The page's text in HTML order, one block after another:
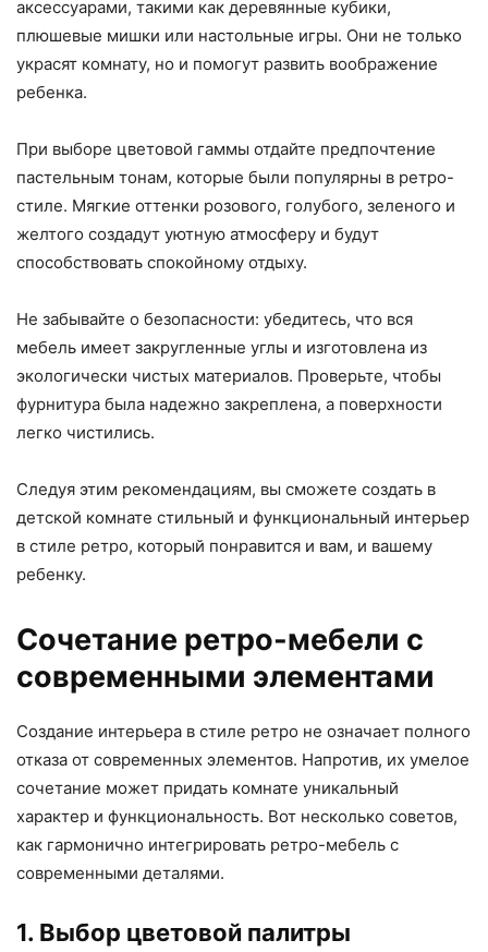
аксессуарами, такими как деревянные кубики,
плюшевые мишки или настольные игры. Они не только
украсят комнату, но и помогут развить воображение
ребенка.
При выборе цветовой гаммы отдайте предпочтение
пастельным тонам, которые были популярны в ретро-
стиле. Мягкие оттенки розового, голубого, зеленого и
желтого создадут уютную атмосферу и будут
способствовать спокойному отдыху.
Не забывайте о безопасности: убедитесь, что вся
мебель имеет закругленные углы и изготовлена из
экологически чистых материалов. Проверьте, чтобы
фурнитура была надежно закреплена, а поверхности
легко чистились.
Следуя этим рекомендациям, вы сможете создать в
детской комнате стильный и функциональный интерьер
в стиле ретро, который понравится и вам, и вашему
ребенку.
Сочетание ретро-мебели с
современными элементами
Создание интерьера в стиле ретро не означает полного
отказа от современных элементов. Напротив, их умелое
сочетание может придать комнате уникальный
характер и функциональность. Вот несколько советов,
как гармонично интегрировать ретро-мебель с
современными деталями.
1. Выбор цветовой палитры